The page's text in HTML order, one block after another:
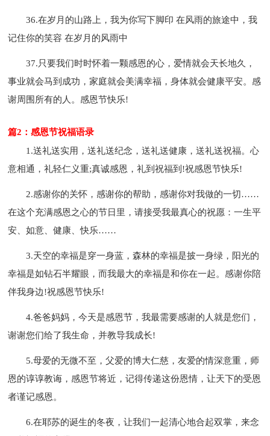
36.在岁月的山路上，我为你写下脚印 在风雨的旅途中，我
记住你的笑容 在岁月的风雨中
37.只要我们时时怀着一颗感恩的心，爱情就会天长地久，
事业就会马到成功，家庭就会美满幸福，身体就会健康平安。感
谢周围所有的人。感恩节快乐!
篇2：感恩节祝福语录
1.送礼送实用，送礼送纪念，送礼送健康，送礼送祝福。心
意相通，礼轻仁义重;真诚感恩，礼到祝福到!祝感恩节快乐!
2.感谢你的关怀，感谢你的帮助，感谢你对我做的一切……
在这个充满感恩之心的节日里，请接受我最真心的祝愿：一生平
安、如意、健康、快乐……
3.天空的幸福是穿一身蓝，森林的幸福是披一身绿，阳光的
幸福是如钻石半耀眼，而我最大的幸福是和你在一起。感谢你陪
伴我身边!祝感恩节快乐!
4.爸爸妈妈，今天是感恩节，我最需要感谢的人就是您们，
谢谢您们给了我生命，并教导我成长!
5.母爱的无微不至，父爱的博大仁慈，友爱的情深意重，师
恩的谆谆教诲，感恩节将近，记得传递这份恩情，让天下的受恩
者谨记感恩。
6.在耶苏的诞生的冬夜，让我们一起清心地合起双掌，来念